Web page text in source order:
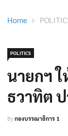
Home
POLITICS
นายกฯ ใ
ธวาทิต
Byกองบรรณาธิการ 1